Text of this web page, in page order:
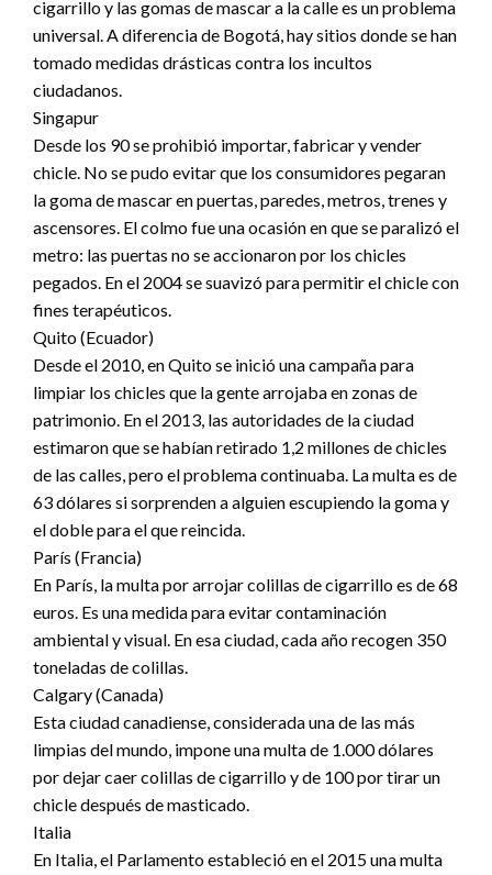
cigarrillo y las gomas de mascar a la calle es un problema
universal. A diferencia de Bogotá, hay sitios donde se han
tomado medidas drásticas contra los incultos
ciudadanos.
Singapur
Desde los 90 se prohibió importar, fabricar y vender
chicle. No se pudo evitar que los consumidores pegaran
la goma de mascar en puertas, paredes, metros, trenes y
ascensores. El colmo fue una ocasión en que se paralizó el
metro: las puertas no se accionaron por los chicles
pegados. En el 2004 se suavizó para permitir el chicle con
fines terapéuticos.
Quito (Ecuador)
Desde el 2010, en Quito se inició una campaña para
limpiar los chicles que la gente arrojaba en zonas de
patrimonio. En el 2013, las autoridades de la ciudad
estimaron que se habían retirado 1,2 millones de chicles
de las calles, pero el problema continuaba. La multa es de
63 dólares si sorprenden a alguien escupiendo la goma y
el doble para el que reincida.
París (Francia)
En París, la multa por arrojar colillas de cigarrillo es de 68
euros. Es una medida para evitar contaminación
ambiental y visual. En esa ciudad, cada año recogen 350
toneladas de colillas.
Calgary (Canada)
Esta ciudad canadiense, considerada una de las más
limpias del mundo, impone una multa de 1.000 dólares
por dejar caer colillas de cigarrillo y de 100 por tirar un
chicle después de masticado.
Italia
En Italia, el Parlamento estableció en el 2015 una multa